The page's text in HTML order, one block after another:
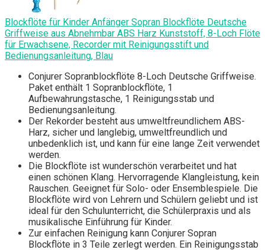
Blockflöte für Kinder Anfänger Sopran Blockflöte Deutsche
Griffweise aus Abnehmbar ABS Harz Kunststoff, 8-Loch Flöte
für Erwachsene, Recorder mit Reinigungsstift und
Bedienungsanleitung, Blau
Conjurer Sopranblockflöte 8-Loch Deutsche Griffweise.
Paket enthält 1 Sopranblockflöte, 1
Aufbewahrungstasche, 1 Reinigungsstab und
Bedienungsanleitung.
Der Rekorder besteht aus umweltfreundlichem ABS-
Harz, sicher und langlebig, umweltfreundlich und
unbedenklich ist, und kann für eine lange Zeit verwendet
werden.
Die Blockflöte ist wunderschön verarbeitet und hat
einen schönen Klang. Hervorragende Klangleistung, kein
Rauschen. Geeignet für Solo- oder Ensemblespiele. Die
Blockflöte wird von Lehrern und Schülern geliebt und ist
ideal für den Schulunterricht, die Schülerpraxis und als
musikalische Einführung für Kinder.
Zur einfachen Reinigung kann Conjurer Sopran
Blockflöte in 3 Teile zerlegt werden. Ein Reinigungsstab